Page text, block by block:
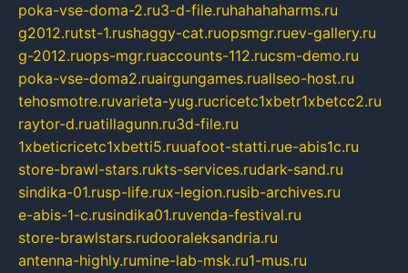
poka-vse-doma-2.ru3-d-file.ruhahahaharms.ru
g2012.rutst-1.rushaggy-cat.ruopsmgr.ruev-gallery.ru
g-2012.ruops-mgr.ruaccounts-112.rucsm-demo.ru
poka-vse-doma2.ruairgungames.ruallseo-host.ru
tehosmotre.ruvarieta-yug.rucricetc1xbetr1xbetcc2.ru
raytor-d.ruatillagunn.ru3d-file.ru
1xbeticricetc1xbetti5.ruuafoot-statti.rue-abis1c.ru
store-brawl-stars.rukts-services.rudark-sand.ru
sindika-01.rusp-life.rux-legion.rusib-archives.ru
e-abis-1-c.rusindika01.ruvenda-festival.ru
store-brawlstars.rudooraleksandria.ru
antenna-highly.rumine-lab-msk.ru1-mus.ru